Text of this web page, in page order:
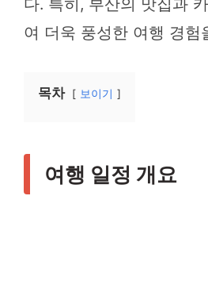
다. 특히, 부산의 맛집과
여 더욱 풍성한 여행 경험
목차 보이기
여행 일정 개요